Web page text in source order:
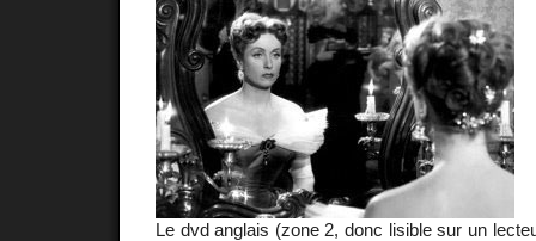
Le dvd anglais (zone 2, donc lisible sur un